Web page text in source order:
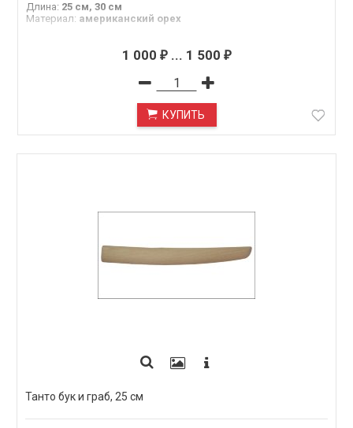
Длина: 25 см, 30 см
Материал: американский орех
1 000 ₽... 1 500 ₽
КУПИТЬ
Танто бук и граб, 25 см